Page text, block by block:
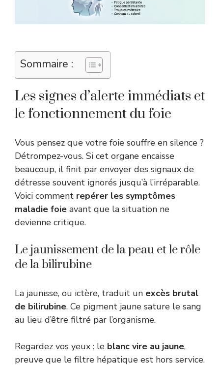
Sommaire :
Les signes d’alerte immédiats et
le fonctionnement du foie
Vous pensez que votre foie souffre en silence ?
Détrompez-vous. Si cet organe encaisse
beaucoup, il finit par envoyer des signaux de
détresse souvent ignorés jusqu’à l’irréparable.
Voici comment repérer les symptômes
maladie foie avant que la situation ne
devienne critique.
Le jaunissement de la peau et le rôle
de la bilirubine
La jaunisse, ou ictère, traduit un excès brutal
de bilirubine. Ce pigment jaune sature le sang
au lieu d’être filtré par l’organisme.
Regardez vos yeux : le blanc vire au jaune,
preuve que le filtre hépatique est hors service.